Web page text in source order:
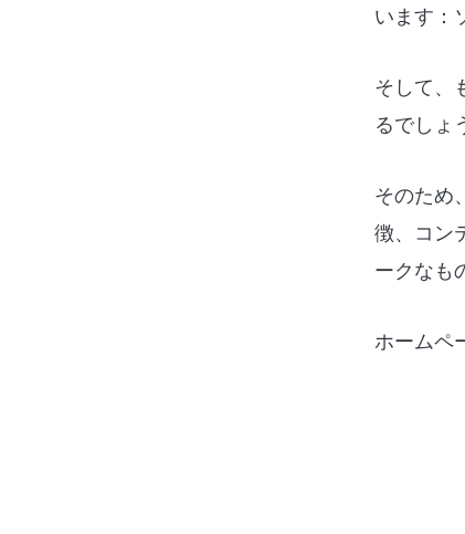
います：
そして、
るでしょ
そのため
徴、コン
ークなも
ホームペ